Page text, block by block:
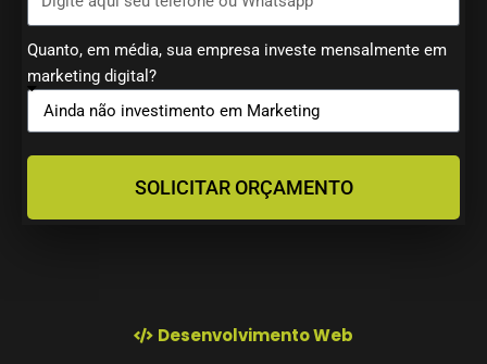
Quanto, em média, sua empresa investe mensalmente em
marketing digital?
SOLICITAR ORÇAMENTO
Desenvolvimento Web